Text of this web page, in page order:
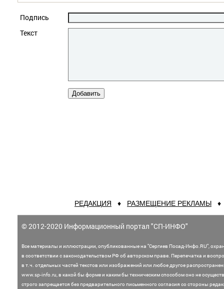
Подпись
Текст
РЕДАКЦИЯ ♦ РАЗМЕЩЕНИЕ РЕКЛАМЫ
© 2012-2020 Информационный портал "СП-ИНФО"
Все материалы и иллюстрации,опубликованные на "Сергиев Посад-Инфо.RU",
в соответствии с законодательством РФ об авторском праве. Перепечатка и
в т.ч. отдельных частей текстов или изображений или любое другое
www.sp-info.ru, в какой бы форме и каким бы техническим способом оно не
строго запрещается без предварительного письменного согласия со стороны